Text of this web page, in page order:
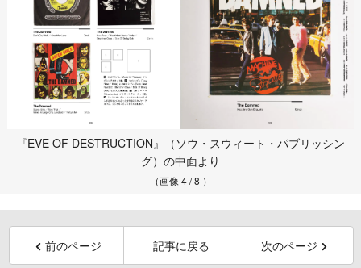
『EVE OF DESTRUCTION』（ソウ・スウィート・パブリッシン
グ）の中面より
（画像 4 / 8 ）
前のページ 記事に戻る 次のページ